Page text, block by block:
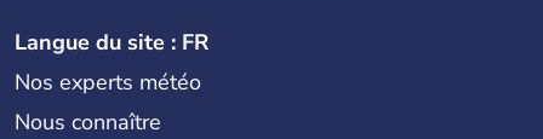
Langue du site : FR
Nos experts météo
Nous connaître